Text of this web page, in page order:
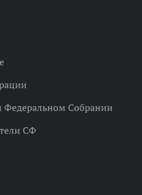
Федеральном Собрании
СФ